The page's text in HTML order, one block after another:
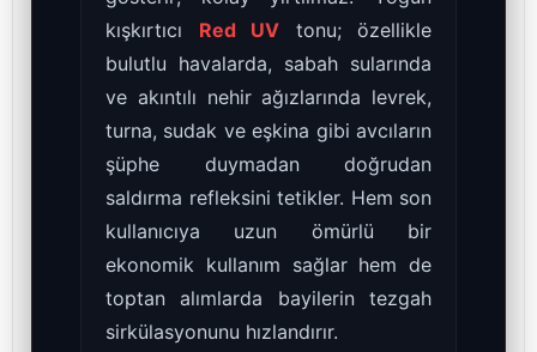
kışkırtıcı Red UV tonu; özellikle
bulutlu havalarda, sabah sularında
ve akıntılı nehir ağızlarında levrek,
turna, sudak ve eşkina gibi avcıların
şüphe duymadan doğrudan
saldırma refleksini tetikler. Hem son
kullanıcıya uzun ömürlü bir
ekonomik kullanım sağlar hem de
toptan alımlarda bayilerin tezgah
sirkülasyonunu hızlandırır.